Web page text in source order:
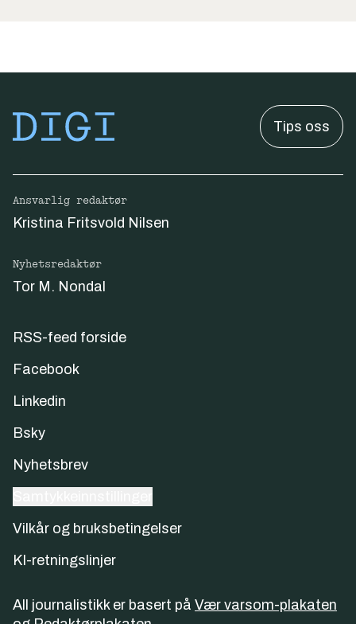
Tips oss
Ansvarlig redaktør
Kristina Fritsvold Nilsen
Nyhetsredaktør
Tor M. Nondal
RSS-feed forside
Facebook
Linkedin
Bsky
Nyhetsbrev
Vilkår og bruksbetingelser
KI-retningslinjer
All journalistikk er basert på Vær varsom-plakaten